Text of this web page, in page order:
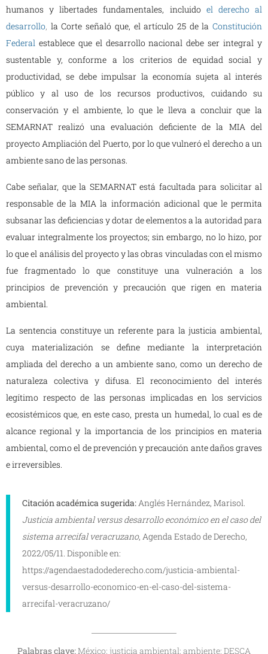
humanos y libertades fundamentales, incluido el derecho al
desarrollo, la Corte señaló que, el artículo 25 de la Constitución
Federal establece que el desarrollo nacional debe ser integral y
sustentable y, conforme a los criterios de equidad social y
productividad, se debe impulsar la economía sujeta al interés
público y al uso de los recursos productivos, cuidando su
conservación y el ambiente, lo que le lleva a concluir que la
SEMARNAT realizó una evaluación deficiente de la MIA del
proyecto Ampliación del Puerto, por lo que vulneró el derecho a un
ambiente sano de las personas.
Cabe señalar, que la SEMARNAT está facultada para solicitar al
responsable de la MIA la información adicional que le permita
subsanar las deficiencias y dotar de elementos a la autoridad para
evaluar integralmente los proyectos; sin embargo, no lo hizo, por
lo que el análisis del proyecto y las obras vinculadas con el mismo
fue fragmentado lo que constituye una vulneración a los
principios de prevención y precaución que rigen en materia
ambiental.
La sentencia constituye un referente para la justicia ambiental,
cuya materialización se define mediante la interpretación
ampliada del derecho a un ambiente sano, como un derecho de
naturaleza colectiva y difusa. El reconocimiento del interés
legítimo respecto de las personas implicadas en los servicios
ecosistémicos que, en este caso, presta un humedal, lo cual es de
alcance regional y la importancia de los principios en materia
ambiental, como el de prevención y precaución ante daños graves
e irreversibles.
Citación académica sugerida:Anglés Hernández, Marisol.
Justicia ambiental versus desarrollo económico en el caso del
sistema arrecifal veracruzano, Agenda Estado de Derecho,
2022/05/11. Disponible en:
https://agendaestadodederecho.com/justicia-ambiental-
versus-desarrollo-economico-en-el-caso-del-sistema-
arrecifal-veracruzano/
Palabras clave:México; justicia ambiental; ambiente; DESCA